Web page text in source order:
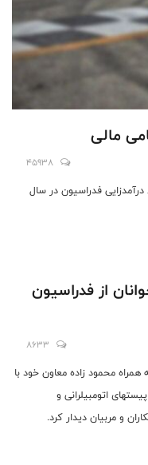
مالی
45938
فدراسیون در سال
از فدراسیون
8633
محمود زاده معاون خود با
اتومبیلرانی و
و مربیان دیدار کرد.